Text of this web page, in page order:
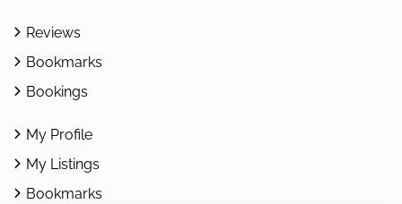
Reviews
Bookmarks
Bookings
My Profile
My Listings
Bookmarks